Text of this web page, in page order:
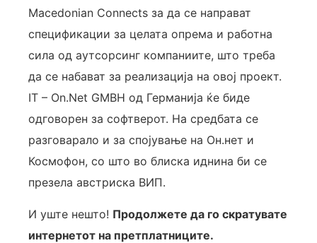
Macedonian Connects за да се направат
спецификации за целата опрема и работна
сила од аутсорсинг компаниите, што треба
да се набават за реализација на овој проект.
IT – On.Net GMBH од Германија ќе биде
одговорен за софтверот. На средбата се
разговарало и за спојување на Он.нет и
Космофон, со што во блиска иднина би се
презела австриска ВИП.
И уште нешто! Продолжете да го скратувате
интернетот на претплатниците.